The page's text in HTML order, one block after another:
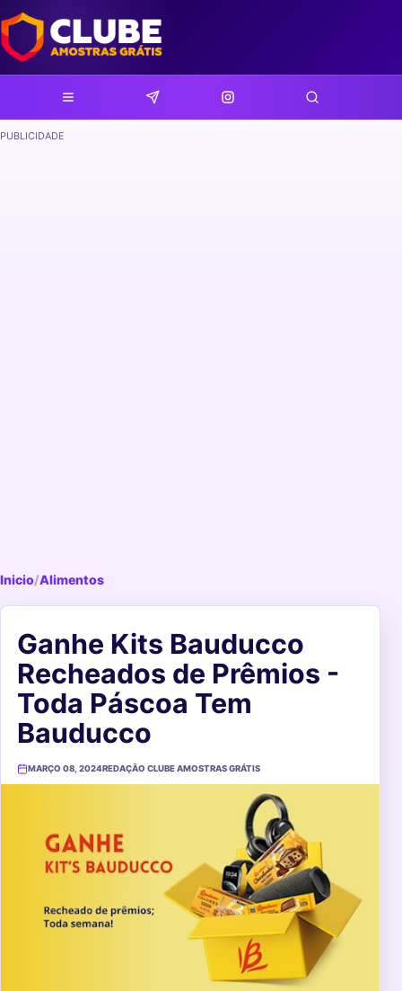
PUBLICIDADE
Inicio/Alimentos
Ganhe Kits Bauducco
Recheados de Prêmios -
Toda Páscoa Tem
Bauducco
MARÇO 08, 2024REDAÇÃO CLUBE AMOSTRAS GRÁTIS